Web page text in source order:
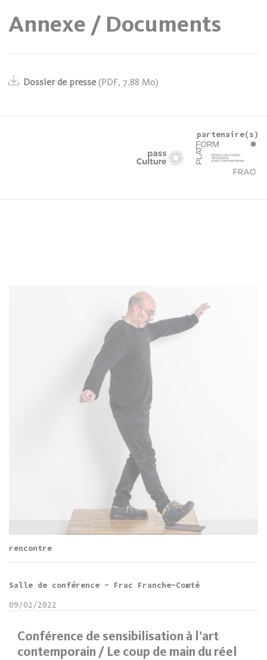
Annexe / Documents
Dossier de presse (PDF, 7.88 Mo)
partenaire(s)
rencontre
Conférence de sensibilisation à l’art
contemporain / Le coup de main du réel
Salle de conférence - Frac Franche-Comté
09/02/2022